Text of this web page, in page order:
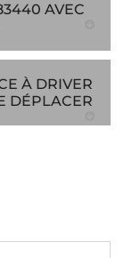
AVEC
À DRIVER
DÉPLACER